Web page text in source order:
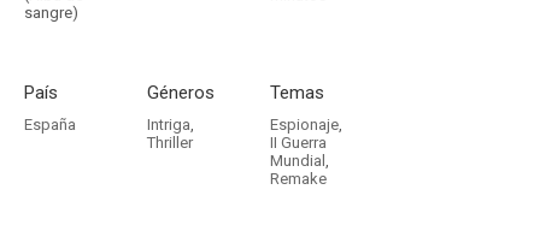
sangre)
País
España
Géneros
Intriga,
Thriller
Temas
Espionaje,
II Guerra
Mundial ,
Remake